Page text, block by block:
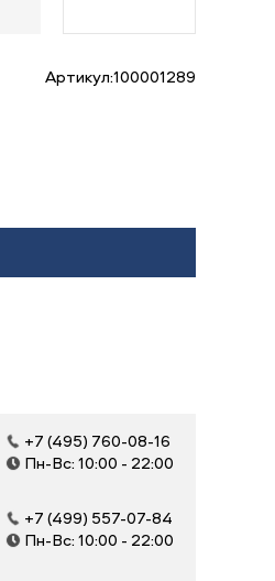
Артикул:100001289
+7 (495) 760-08-16
Пн-Вс: 10:00 - 22:00
+7 (499) 557-07-84
Пн-Вс: 10:00 - 22:00